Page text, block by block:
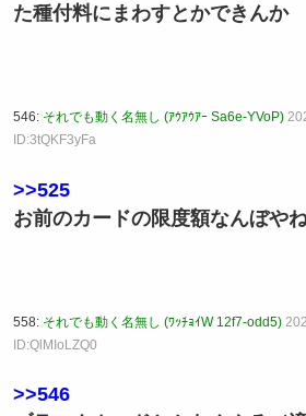
た種付料にまわすとかできんか
546: それでも動く名無し (ｱｳｱｳｱｰ Sa6e-YVoP)
ID:3tQKF3yFa
>>525
お前のカードの限度額なんぼや
558: それでも動く名無し (ﾜｯﾁｮｲW 12f7-odd5)
ID:QlMIoLZQ0
>>546